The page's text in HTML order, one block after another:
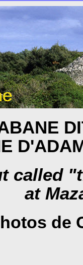
called
at
de